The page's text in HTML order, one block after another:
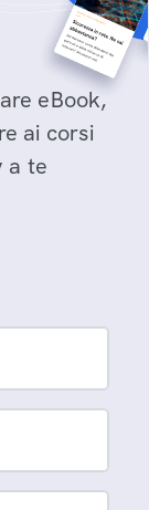
eBook,
ai corsi
a te